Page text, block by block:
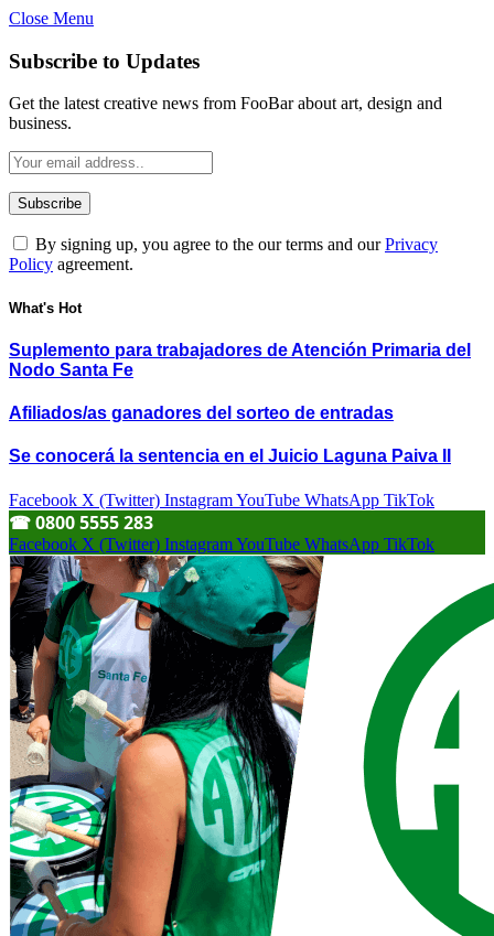
Close Menu
Subscribe to Updates
Get the latest creative news from FooBar about art, design and
business.
By signing up, you agree to the our terms and ourPrivacy
Policy agreement.
What's Hot
Suplemento para trabajadores de Atención Primaria del
Nodo Santa Fe
Afiliados/as ganadores del sorteo de entradas
Se conocerá la sentencia en el Juicio Laguna Paiva II
Facebook X (Twitter) InstagramYouTube WhatsApp TikTok
☎︎ 0800 5555 283
Facebook X (Twitter) InstagramYouTube WhatsApp TikTok